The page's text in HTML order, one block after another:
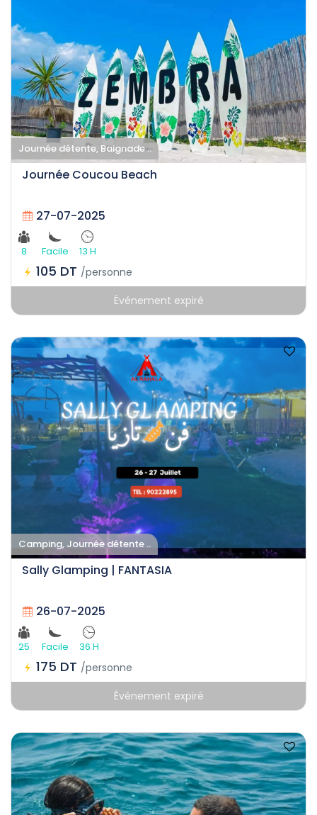
Journée détente, Baignade ..
Journée Coucou Beach
27-07-2025
8 Facile 13 H
105 DT /personne
Événement expiré
Camping, Journée détente ..
Sally Glamping | FANTASIA
26-07-2025
25 Facile 36 H
175 DT /personne
Événement expiré